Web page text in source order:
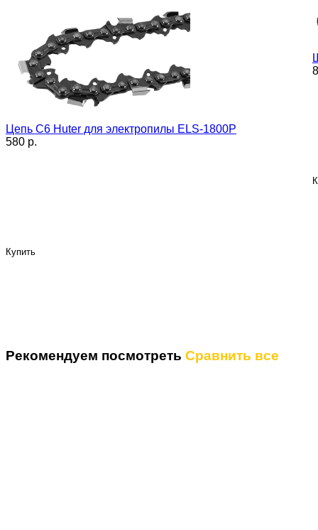
Цепь C6 Huter для электропилы ELS-1800P
580 p.
Купить
Рекомендуем посмотреть Сравнить все